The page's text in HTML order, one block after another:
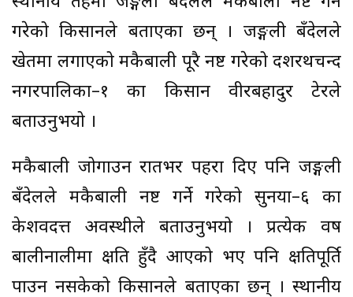
गरेको किसानले बताएका छन् । जङ्गली बँदेलले
खेतमा लगाएको मकैबाली पूरै नष्ट गरेको दशरथचन्द
नगरपालिका–१ का किसान वीरबहादुर टेरले
बताउनुभयो ।
मकैबाली जोगाउन रातभर पहरा दिए पनि जङ्गली
बँदेलले मकैबाली नष्ट गर्ने गरेको सुर्नया–६ का
केशवदत्त अवस्थीले बताउनुभयो । प्रत्येक वर्ष
बालीनालीमा क्षति हुँदै आएको भए पनि क्षतिपूर्ति
पाउन नसकेको किसानले बताएका छन् । स्थानीय